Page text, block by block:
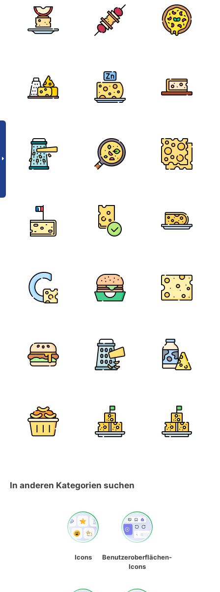
In anderen Kategorien suchen
Icons
Benutzeroberflächen-
Icons